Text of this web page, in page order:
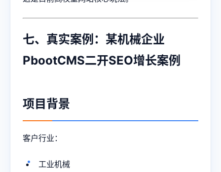
七、真实案例：某机械企业
PbootCMS二开SEO增长案例
项目背景
客户行业：
工业机械